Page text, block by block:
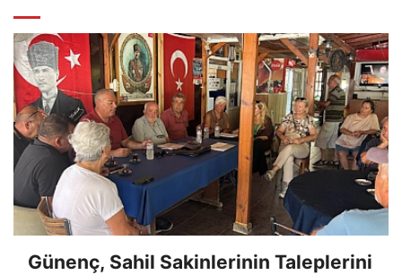
Günenç, Sahil Sakinlerinin Taleplerini